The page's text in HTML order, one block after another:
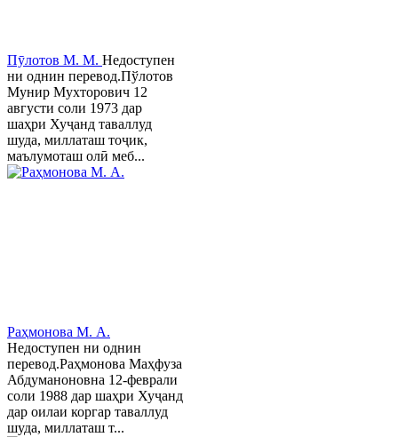
Пӯлотов М. М. Недоступен
ни однин перевод.Пўлотов
Мунир Мухторович 12
августи соли 1973 дар
шаҳри Хуҷанд таваллуд
шуда, миллаташ тоҷик,
маълумоташ олӣ меб...
Раҳмонова М. А.
Недоступен ни однин
перевод.Раҳмонова Маҳфуза
Абдуманоновна 12-феврали
соли 1988 дар шаҳри Хуҷанд
дар оилаи коргар таваллуд
шуда, миллаташ т...